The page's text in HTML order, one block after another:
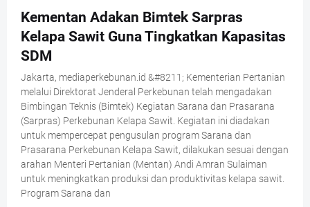
Kementan Adakan Bimtek Sarpras
Kelapa Sawit Guna Tingkatkan Kapasitas
SDM
Jakarta, mediaperkebunan.id &#8211; Kementerian Pertanian
melalui Direktorat Jenderal Perkebunan telah mengadakan
Bimbingan Teknis (Bimtek) Kegiatan Sarana dan Prasarana
(Sarpras) Perkebunan Kelapa Sawit. Kegiatan ini diadakan
untuk mempercepat pengusulan program Sarana dan
Prasarana Perkebunan Kelapa Sawit, dilakukan sesuai dengan
arahan Menteri Pertanian (Mentan) Andi Amran Sulaiman
untuk meningkatkan produksi dan produktivitas kelapa sawit.
Program Sarana dan